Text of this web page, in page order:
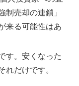
制売却の連鎖」
来る可能性はあ
す。安くなった
れだけです。